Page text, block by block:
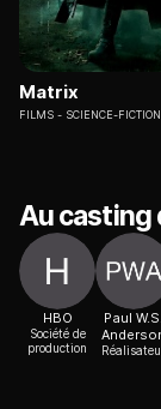
Matrix
FILMS SCIENCE-FICTION
Au casting
HBO
Société de
production
Paul W.S.